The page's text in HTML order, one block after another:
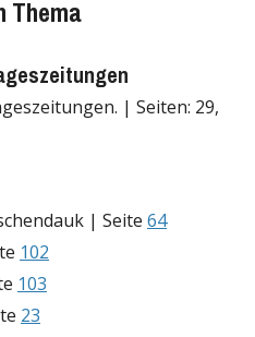
Thema
| Seiten: 29,
| Seite 64
102
103
23